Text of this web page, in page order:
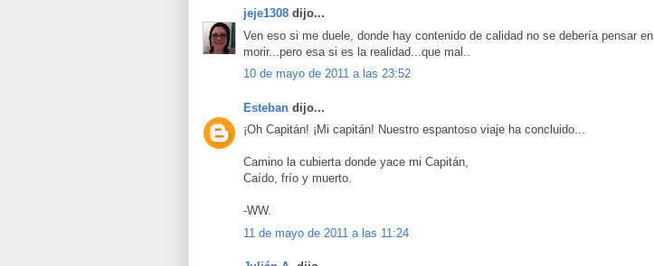
jeje1308 dijo...
Ven eso si me duele, donde hay contenido de calidad no se debería pensar en
morir...pero esa si es la realidad...que mal..
10 de mayo de 2011 a las 23:52
Esteban dijo...
¡Oh Capitán! ¡Mi capitán! Nuestro espantoso viaje ha concluido...
Camino la cubierta donde yace mi Capitán,
Caído, frío y muerto.
-WW.
11 de mayo de 2011 a las 11:24